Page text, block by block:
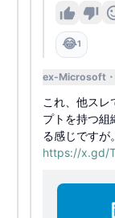
😂1
ex-Microsoft
これ、他スレ
プトを持つ組
る感じですが。
https://x.gd/